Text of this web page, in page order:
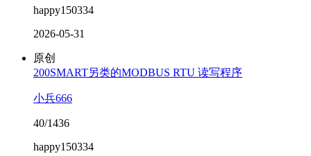
happy150334
2026-05-31
原创
200SMART另类的MODBUS RTU 读写程序
小兵666
40/1436
happy150334